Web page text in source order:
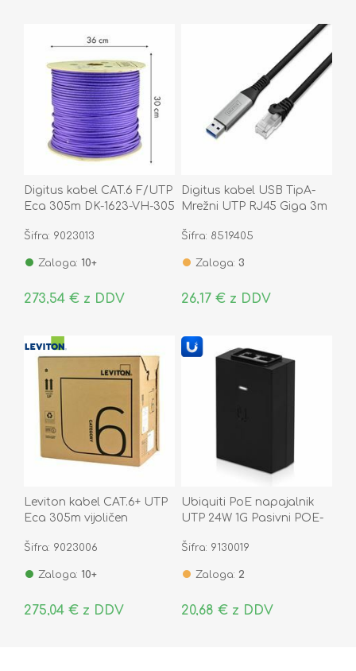
Digitus kabel CAT.6 F/UTP
Eca 305m DK-1623-VH-305
Šifra: 9023013
Zaloga: 10+
273,54 € z DDV
Digitus kabel USB TipA-
Mrežni UTP RJ45 Giga 3m
Šifra: 8519405
Zaloga: 3
26,17 € z DDV
Leviton kabel CAT.6+ UTP
Eca 305m vijoličen
Šifra: 9023006
Zaloga: 10+
275,04 € z DDV
Ubiquiti PoE napajalnik
UTP 24W 1G Pasivni POE-
Šifra: 9130019
Zaloga: 2
20,68 € z DDV